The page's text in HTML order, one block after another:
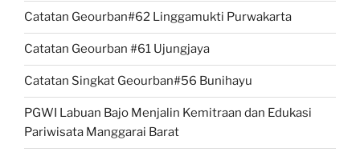
Catatan Geourban#62 Linggamukti Purwakarta
Catatan Geourban #61 Ujungjaya
Catatan Singkat Geourban#56 Bunihayu
PGWI Labuan Bajo Menjalin Kemitraan dan Edukasi
Pariwisata Manggarai Barat